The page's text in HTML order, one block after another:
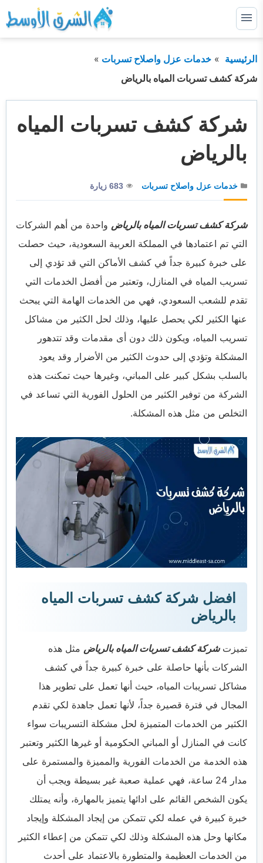
التجاوز
إلى القائمة
عن:
ابحث
خدماتناتوسيع
القائمة
من نحن
المدونة
الرئيسية
خدمات عزل واصلاح تسربات
شركة كشف تسربات المياه بالرياض
شركة كشف تسربات المياه
بالرياض
خدمات عزل واصلاح تسربات 683 زيارة
شركة كشف تسربات المياه بالرياض واحدة من أهم الشركات
التي تم اعتمادها في المملكة العربية السعودية، حيث حصلت
على خبرة كبيرة جداً في كشف الأماكن التي قد تؤدي إلى
تسريب المياه في المنازل، وتعتبر من أفضل الخدمات التي
تقدم للشعب السعودي، فهي من الخدمات الهامة التي يبحث
عنها الكثير لكي يحصل عليها، وذلك لحل الكثير من مشاكل
تسريب المياه، ويكون ذلك دون أى مقدمات وقد تتدهور
المشكلة وتؤدي إلى حدوث الكثير من الأضرار وقد يعود
بالسلب بشكل كبير على المباني، وغيرها حيث تمكنت هذه
الشركة من توفير الكثير من الحلول الفورية التي تساعد في
التخلص من مثل هذه المشكلة.
افضل شركة كشف تسربات المياه
بالرياض
تميزتشركة كشف تسربات المياه بالرياض مثل هذه
الشركات بأنها حاصلة على خبرة كبيرة جداً في كشف
مشاكل تسريبات المياه، حيث أنها تعمل على تطوير هذا
المجال في فترة قصيرة جداً، لأنها تعمل جاهدة لكي تقدم
الكثير من الخدمات المتميزة لحل مشكلة التسريبات سواء
كانت في المنازل أو المباني الحكومية أو غيرها الكثير وتعتبر
هذه الخدمة من الخدمات الفورية والمميزة والمستمرة على
مدار 24 ساعة، فهي عملية صعبة غير بسيطة ويجب أن
يكون الشخص القائم على ادائها يتميز بالمهارة، وأنه يمتلك
خبرة كبيرة في عمله لكي تتمكن من إيجاد المشكلة وإيجاد
مكانها وحل هذه المشكلة وذلك لكي تتمكن من إعطاء الكثير
من الخدمات العظيمة والمتطورة بالاعتماد على أحدث